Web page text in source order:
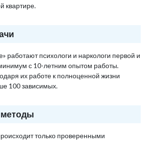
квартире.
работают психологи и наркологи первой и
с 10-летним опытом работы.
их работе к полноценной жизни
100 зависимых.
только проверенными